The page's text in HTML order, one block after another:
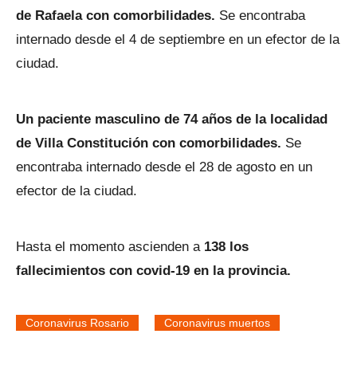
de Rafaela con comorbilidades. Se encontraba
internado desde el 4 de septiembre en un efector de la
ciudad.
Un paciente masculino de 74 años de la localidad
de Villa Constitución con comorbilidades. Se
encontraba internado desde el 28 de agosto en un
efector de la ciudad.
Hasta el momento ascienden a 138 los
fallecimientos con covid-19 en la provincia.
Coronavirus Rosario Coronavirus muertos